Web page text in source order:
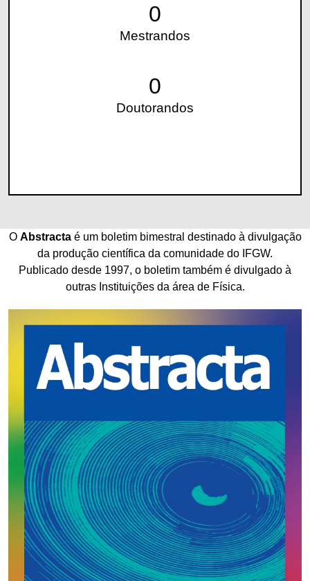
0
Mestrandos
0
Doutorandos
O Abstractaé um boletim bimestral destinado à divulgação
da produção científica da comunidade do IFGW.
Publicado desde 1997, o boletim também é divulgado à
outras Instituições da área de Física.